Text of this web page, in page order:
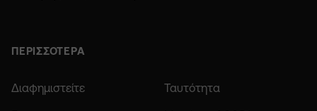
ΠΕΡΙΣΣΟΤΕΡΑ
Διαφημιστείτε Ταυτότητα